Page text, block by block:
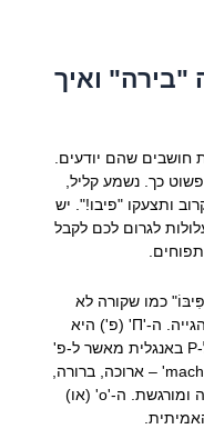
ואיך
חושבים שהם יודעים.
פשוט כך. נשמע קליל,
ותצעקו "פיבו!". יש
לגרום לכם לקבל
כמו שקורה לא
פעם כשדוברי עברית מתגלגלים עם ההגייה. ה-'П' (פ') היא
לרוב חסרת אוויר ברוסית, דומה יותר ל-P באנגלית מאשר ל-פ'
שלנו. ה-'и' (אי) היא כמו 'i' במילה 'machine' – ארוכה, ברורה,
וחדה. וה-'в' (ו') היא 'v' אנגלית – ברורה ומורגשת. ה-'о' (או)